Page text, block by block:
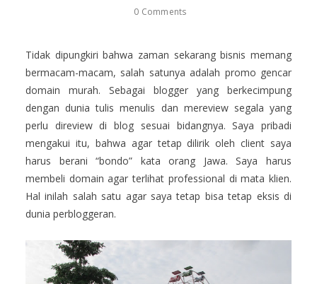
0 Comments
Tidak dipungkiri bahwa zaman sekarang bisnis memang
bermacam-macam, salah satunya adalah promo gencar
domain murah. Sebagai blogger yang berkecimpung
dengan dunia tulis menulis dan mereview segala yang
perlu direview di blog sesuai bidangnya. Saya pribadi
mengakui itu, bahwa agar tetap dilirik oleh client saya
harus berani “bondo” kata orang Jawa. Saya harus
membeli domain agar terlihat professional di mata klien.
Hal inilah salah satu agar saya tetap bisa tetap eksis di
dunia perbloggeran.